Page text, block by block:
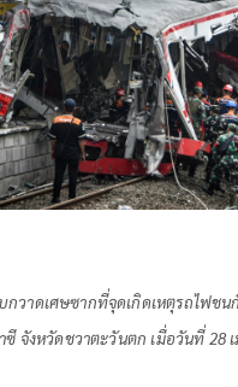
กวาดเศษซากที่จุดเกิดเหตุรถไฟช
ซี จังหวัดชวาตะวันตก เมื่อวันที่ 28